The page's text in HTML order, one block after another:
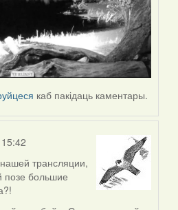
каб пакідаць каментары.
трансляции,
позе большие